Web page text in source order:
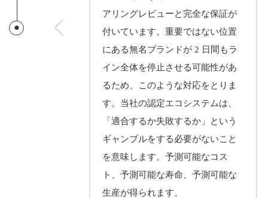
アリングレビューと完全な保証が
付いています。重要ではない位置
にある無名ブランドが 2 日間もラ
イン全体を停止させる可能性があ
るため、このような対応をとりま
す。当社の認定エコシステムは、
「適合するか失敗するか」という
ギャンブルをする必要がないこと
を意味します。予測可能なコス
ト、予測可能な寿命、予測可能な
生産が得られます。